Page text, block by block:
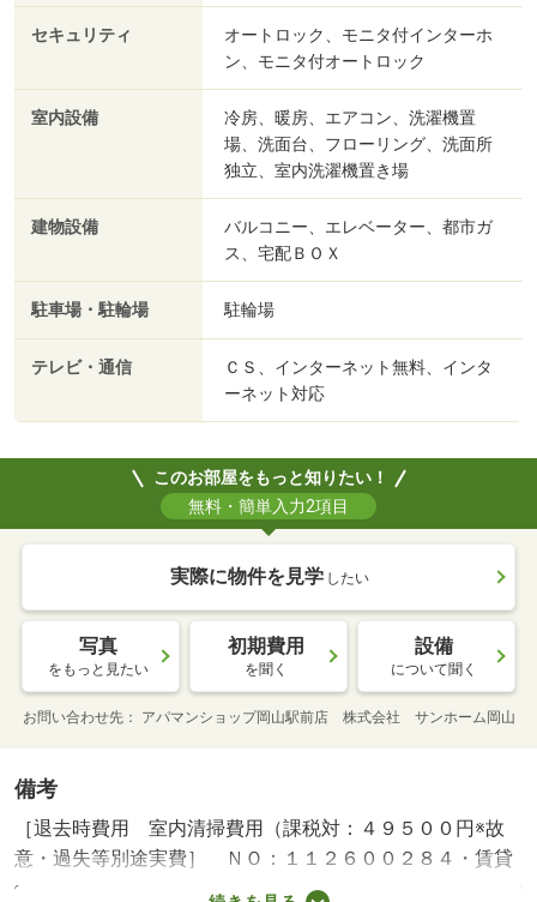
セキュリティ
オートロック、モニタ付インターホ
ン、モニタ付オートロック
室内設備
冷房、暖房、エアコン、洗濯機置
場、洗面台、フローリング、洗面所
独立、室内洗濯機置き場
建物設備
バルコニー、エレベーター、都市ガ
ス、宅配ＢＯＸ
駐車場・駐輪場 駐輪場
テレビ・通信
ＣＳ、インターネット無料、インタ
ーネット対応
このお部屋をもっと知りたい！
無料・簡単入力2項目
実際に物件を見学 したい
写真
をもっと見たい
初期費用
を聞く
設備
について聞く
お問い合わせ先 アパマンショップ岡山駅前店 株式会社 サンホーム岡山
備考
［退去時費用 室内清掃費用（課税対：４９５００円※故
意・過失等別途実費］ ＮＯ：１１２６００２８４・賃貸
保証等：加入要（初回保証料：月額家賃総額５０％（最低